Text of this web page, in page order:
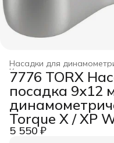
Насадки для
Ключи динамометрические
WERA ›
Главная
7776 TORX
посадка 9x12
Torque X / XP
5 550 ₽